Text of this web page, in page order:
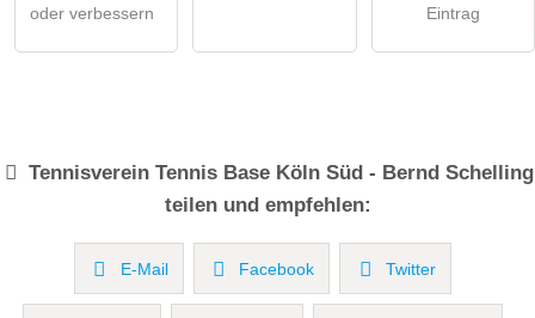
oder verbessern
Eintrag
TennisvereinTennis Base Köln Süd - Bernd Schelling
teilen und empfehlen:
E-Mail Facebook Twitter